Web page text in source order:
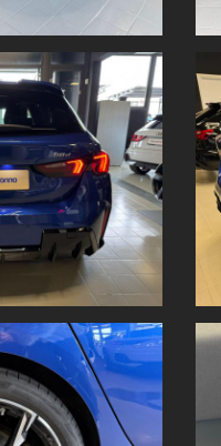
strumenti digitale da 10,25"
MSport con pinze in Red
Black con cuciture a
Hexacube dark
elettricamente
in altezza
View
al volante